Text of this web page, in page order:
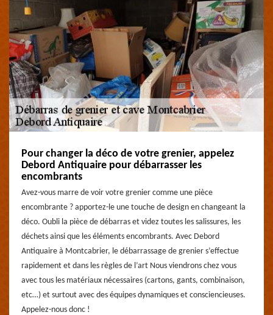
Pour changer la déco de votre grenier, appelez
Debord Antiquaire pour débarrasser les
encombrants
Avez-vous marre de voir votre grenier comme une pièce
encombrante ? apportez-le une touche de design en changeant la
déco. Oubli la pièce de débarras et videz toutes les salissures, les
déchets ainsi que les éléments encombrants. Avec Debord
Antiquaire à Montcabrier, le débarrassage de grenier s’effectue
rapidement et dans les règles de l’art Nous viendrons chez vous
avec tous les matériaux nécessaires (cartons, gants, combinaison,
etc…) et surtout avec des équipes dynamiques et consciencieuses.
Appelez-nous donc !